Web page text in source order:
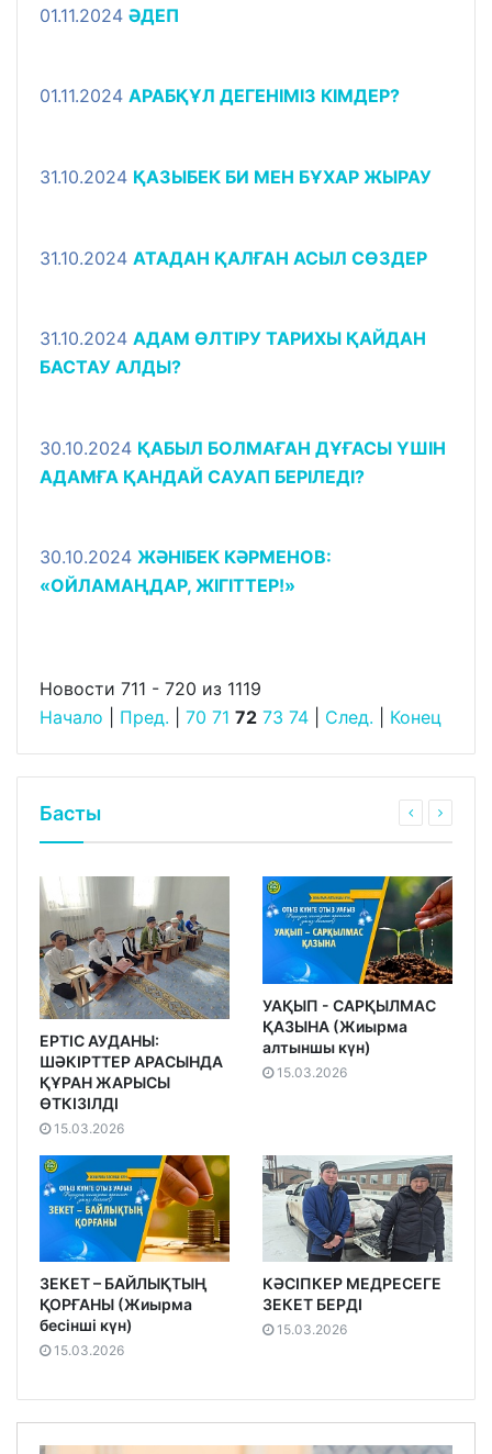
01.11.2024 ӘДЕП
01.11.2024 АРАБҚҰЛ ДЕГЕНІМІЗ КІМДЕР?
31.10.2024 ҚАЗЫБЕК БИ МЕН БҰХАР ЖЫРАУ
31.10.2024 АТАДАН ҚАЛҒАН АСЫЛ СӨЗДЕР
31.10.2024 АДАМ ӨЛТІРУ ТАРИХЫ ҚАЙДАН
БАСТАУ АЛДЫ?
30.10.2024 ҚАБЫЛ БОЛМАҒАН ДҰҒАСЫ ҮШІН
АДАМҒА ҚАНДАЙ САУАП БЕРІЛЕДІ?
30.10.2024 ЖӘНІБЕК КӘРМЕНОВ:
«ОЙЛАМАҢДАР, ЖІГІТТЕР!»
Новости 711 - 720 из 1119
Начало
Пред. 70 71 72 73 74 След. Конец
Басты
ЕРТІС АУДАНЫ:
ШӘКІРТТЕР АРАСЫНДА
ҚҰРАН ЖАРЫСЫ
ӨТКІЗІЛДІ
15.03.2026
УАҚЫП - САРҚЫЛМАС
ҚАЗЫНА (Жиырма
алтыншы күн)
15.03.2026
ЗЕКЕТ – БАЙЛЫҚТЫҢ
ҚОРҒАНЫ (Жиырма
бесінші күн)
15.03.2026
КӘСІПКЕР МЕДРЕСЕГЕ
ЗЕКЕТ БЕРДІ
15.03.2026